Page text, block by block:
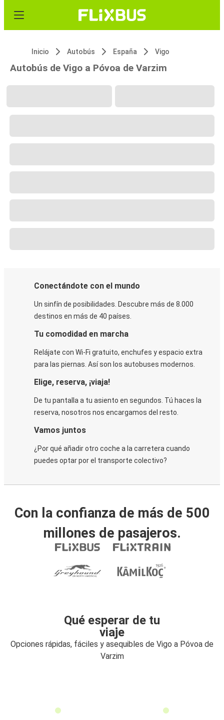
Inicio Autobús España Vigo
Autobús de Vigo a Póvoa de Varzim
Conectándote con el mundo
Un sinfín de posibilidades. Descubre más de 8.000
destinos en más de 40 países.
Tu comodidad en marcha
Relájate con Wi-Fi gratuito, enchufes y espacio extra
para las piernas. Así son los autobuses modernos.
Elige, reserva, ¡viaja!
De tu pantalla a tu asiento en segundos. Tú haces la
reserva, nosotros nos encargamos del resto.
Vamos juntos
¿Por qué añadir otro coche a la carretera cuando
puedes optar por el transporte colectivo?
Con la confianza de más de 500
millones de pasajeros.
Qué esperar de tu
viaje
Opciones rápidas, fáciles y asequibles de Vigo a Póvoa de
Varzim